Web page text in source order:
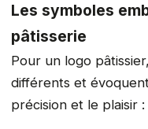
Les symboles
pâtisserie
Pour un logo
différents et
précision et le plaisir :